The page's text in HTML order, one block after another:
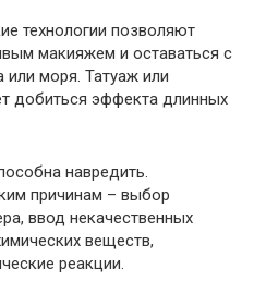
технологии позволяют
макияжем и оставаться с
моря. Татуаж или
добиться эффекта длинных
навредить.
причинам – выбор
ввод некачественных
веществ,
реакции.